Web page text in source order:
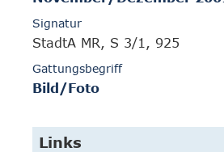
Signatur
StadtA MR, S 3/1, 925
Gattungsbegriff
Bild/Foto
Links